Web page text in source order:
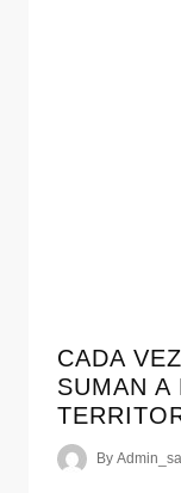
CADA
SUMAN A
By